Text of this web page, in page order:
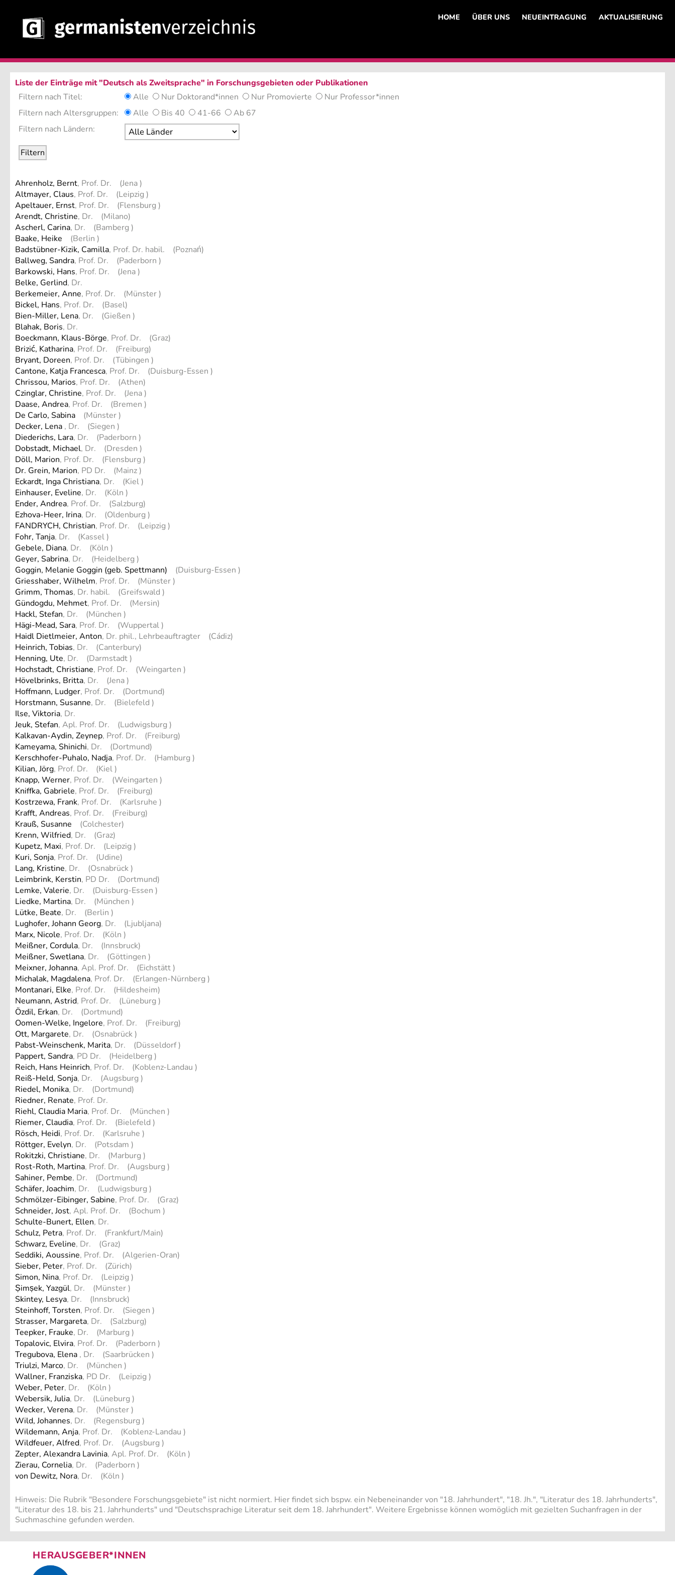
HOME ÜBER UNS NEUEINTRAGUNG AKTUALISIERUNG
Liste der Einträge mit "Deutsch als Zweitsprache" in Forschungsgebieten oder Publikationen
Filtern nach Titel:
Alle Nur Doktorand*innen Nur Promovierte
Nur Professor*innen
Filtern nach Altersgruppen:
Alle Bis 40 41-66
Ab 67
Filtern nach Ländern:
Ahrenholz, Bernt, Prof. Dr. (Jena )
Altmayer, Claus, Prof. Dr. (Leipzig )
Apeltauer, Ernst, Prof. Dr. (Flensburg )
Arendt, Christine, Dr. (Milano)
Ascherl, Carina, Dr. (Bamberg )
Baake, Heike (Berlin )
Badstübner-Kizik, Camilla, Prof. Dr. habil. (Poznań)
Ballweg, Sandra, Prof. Dr. (Paderborn )
Barkowski, Hans, Prof. Dr. (Jena )
Belke, Gerlind, Dr.
Berkemeier, Anne, Prof. Dr. (Münster )
Bickel, Hans, Prof. Dr. (Basel)
Bien-Miller, Lena, Dr. (Gießen )
Blahak, Boris, Dr.
Boeckmann, Klaus-Börge, Prof. Dr. (Graz)
Brizić, Katharina, Prof. Dr. (Freiburg)
Bryant, Doreen, Prof. Dr. (Tübingen )
Cantone, Katja Francesca, Prof. Dr. (Duisburg-Essen )
Chrissou, Marios, Prof. Dr. (Athen)
Czinglar, Christine, Prof. Dr. (Jena )
Daase, Andrea, Prof. Dr. (Bremen )
De Carlo, Sabina (Münster )
Decker, Lena , Dr. (Siegen )
Diederichs, Lara, Dr. (Paderborn )
Dobstadt, Michael, Dr. (Dresden )
Döll, Marion, Prof. Dr. (Flensburg )
Dr. Grein, Marion, PD Dr. (Mainz )
Eckardt, Inga Christiana, Dr. (Kiel )
Einhauser, Eveline, Dr. (Köln )
Ender, Andrea, Prof. Dr. (Salzburg)
Ezhova-Heer, Irina, Dr. (Oldenburg )
FANDRYCH, Christian, Prof. Dr. (Leipzig )
Fohr, Tanja, Dr. (Kassel )
Gebele, Diana, Dr. (Köln )
Geyer, Sabrina, Dr. (Heidelberg )
Goggin, Melanie Goggin (geb. Spettmann) (Duisburg-Essen )
Griesshaber, Wilhelm, Prof. Dr. (Münster )
Grimm, Thomas, Dr. habil. (Greifswald )
Gündogdu, Mehmet, Prof. Dr. (Mersin)
Hackl, Stefan, Dr. (München )
Hägi-Mead, Sara, Prof. Dr. (Wuppertal )
Haidl Dietlmeier, Anton, Dr. phil., Lehrbeauftragter (Cádiz)
Heinrich, Tobias, Dr. (Canterbury)
Henning, Ute, Dr. (Darmstadt )
Hochstadt, Christiane, Prof. Dr. (Weingarten )
Hövelbrinks, Britta, Dr. (Jena )
Hoffmann, Ludger, Prof. Dr. (Dortmund)
Horstmann, Susanne, Dr. (Bielefeld )
Ilse, Viktoria, Dr.
Jeuk, Stefan, Apl. Prof. Dr. (Ludwigsburg )
Kalkavan-Aydin, Zeynep, Prof. Dr. (Freiburg)
Kameyama, Shinichi, Dr. (Dortmund)
Kerschhofer-Puhalo, Nadja, Prof. Dr. (Hamburg )
Kilian, Jörg, Prof. Dr. (Kiel )
Knapp, Werner, Prof. Dr. (Weingarten )
Kniffka, Gabriele, Prof. Dr. (Freiburg)
Kostrzewa, Frank, Prof. Dr. (Karlsruhe )
Krafft, Andreas, Prof. Dr. (Freiburg)
Krauß, Susanne (Colchester)
Krenn, Wilfried, Dr. (Graz)
Kupetz, Maxi, Prof. Dr. (Leipzig )
Kuri, Sonja, Prof. Dr. (Udine)
Lang, Kristine, Dr. (Osnabrück )
Leimbrink, Kerstin, PD Dr. (Dortmund)
Lemke, Valerie, Dr. (Duisburg-Essen )
Liedke, Martina, Dr. (München )
Lütke, Beate, Dr. (Berlin )
Lughofer, Johann Georg, Dr. (Ljubljana)
Marx, Nicole, Prof. Dr. (Köln )
Meißner, Cordula, Dr. (Innsbruck)
Meißner, Swetlana, Dr. (Göttingen )
Meixner, Johanna, Apl. Prof. Dr. (Eichstätt )
Michalak, Magdalena, Prof. Dr. (Erlangen-Nürnberg )
Montanari, Elke, Prof. Dr. (Hildesheim)
Neumann, Astrid, Prof. Dr. (Lüneburg )
Özdil, Erkan, Dr. (Dortmund)
Oomen-Welke, Ingelore, Prof. Dr. (Freiburg)
Ott, Margarete, Dr. (Osnabrück )
Pabst-Weinschenk, Marita, Dr. (Düsseldorf )
Pappert, Sandra, PD Dr. (Heidelberg )
Reich, Hans Heinrich, Prof. Dr. (Koblenz-Landau )
Reiß-Held, Sonja, Dr. (Augsburg )
Riedel, Monika, Dr. (Dortmund)
Riedner, Renate, Prof. Dr.
Riehl, Claudia Maria, Prof. Dr. (München )
Riemer, Claudia, Prof. Dr. (Bielefeld )
Rösch, Heidi, Prof. Dr. (Karlsruhe )
Röttger, Evelyn, Dr. (Potsdam )
Rokitzki, Christiane, Dr. (Marburg )
Rost-Roth, Martina, Prof. Dr. (Augsburg )
Sahiner, Pembe, Dr. (Dortmund)
Schäfer, Joachim, Dr. (Ludwigsburg )
Schmölzer-Eibinger, Sabine, Prof. Dr. (Graz)
Schneider, Jost, Apl. Prof. Dr. (Bochum )
Schulte-Bunert, Ellen, Dr.
Schulz, Petra, Prof. Dr. (Frankfurt/Main)
Schwarz, Eveline, Dr. (Graz)
Seddiki, Aoussine, Prof. Dr. (Algerien-Oran)
Sieber, Peter, Prof. Dr. (Zürich)
Simon, Nina, Prof. Dr. (Leipzig )
Șimșek, Yazgül, Dr. (Münster )
Skintey, Lesya, Dr. (Innsbruck)
Steinhoff, Torsten, Prof. Dr. (Siegen )
Strasser, Margareta, Dr. (Salzburg)
Teepker, Frauke, Dr. (Marburg )
Topalovic, Elvira, Prof. Dr. (Paderborn )
Tregubova, Elena , Dr. (Saarbrücken )
Triulzi, Marco, Dr. (München )
Wallner, Franziska, PD Dr. (Leipzig )
Weber, Peter, Dr. (Köln )
Webersik, Julia, Dr. (Lüneburg )
Wecker, Verena, Dr. (Münster )
Wild, Johannes, Dr. (Regensburg )
Wildemann, Anja, Prof. Dr. (Koblenz-Landau )
Wildfeuer, Alfred, Prof. Dr. (Augsburg )
Zepter, Alexandra Lavinia, Apl. Prof. Dr. (Köln )
Zierau, Cornelia, Dr. (Paderborn )
von Dewitz, Nora, Dr. (Köln )
Hinweis: Die Rubrik "Besondere Forschungsgebiete" ist nicht normiert. Hier findet sich bspw. ein Nebeneinander von "18. Jahrhundert", "18. Jh.", "Literatur des 18. Jahrhunderts",
"Literatur des 18. bis 21. Jahrhunderts" und "Deutschsprachige Literatur seit dem 18. Jahrhundert". Weitere Ergebnisse können womöglich mit gezielten Suchanfragen in der
Suchmaschine gefunden werden.
HERAUSGEBER*INNEN